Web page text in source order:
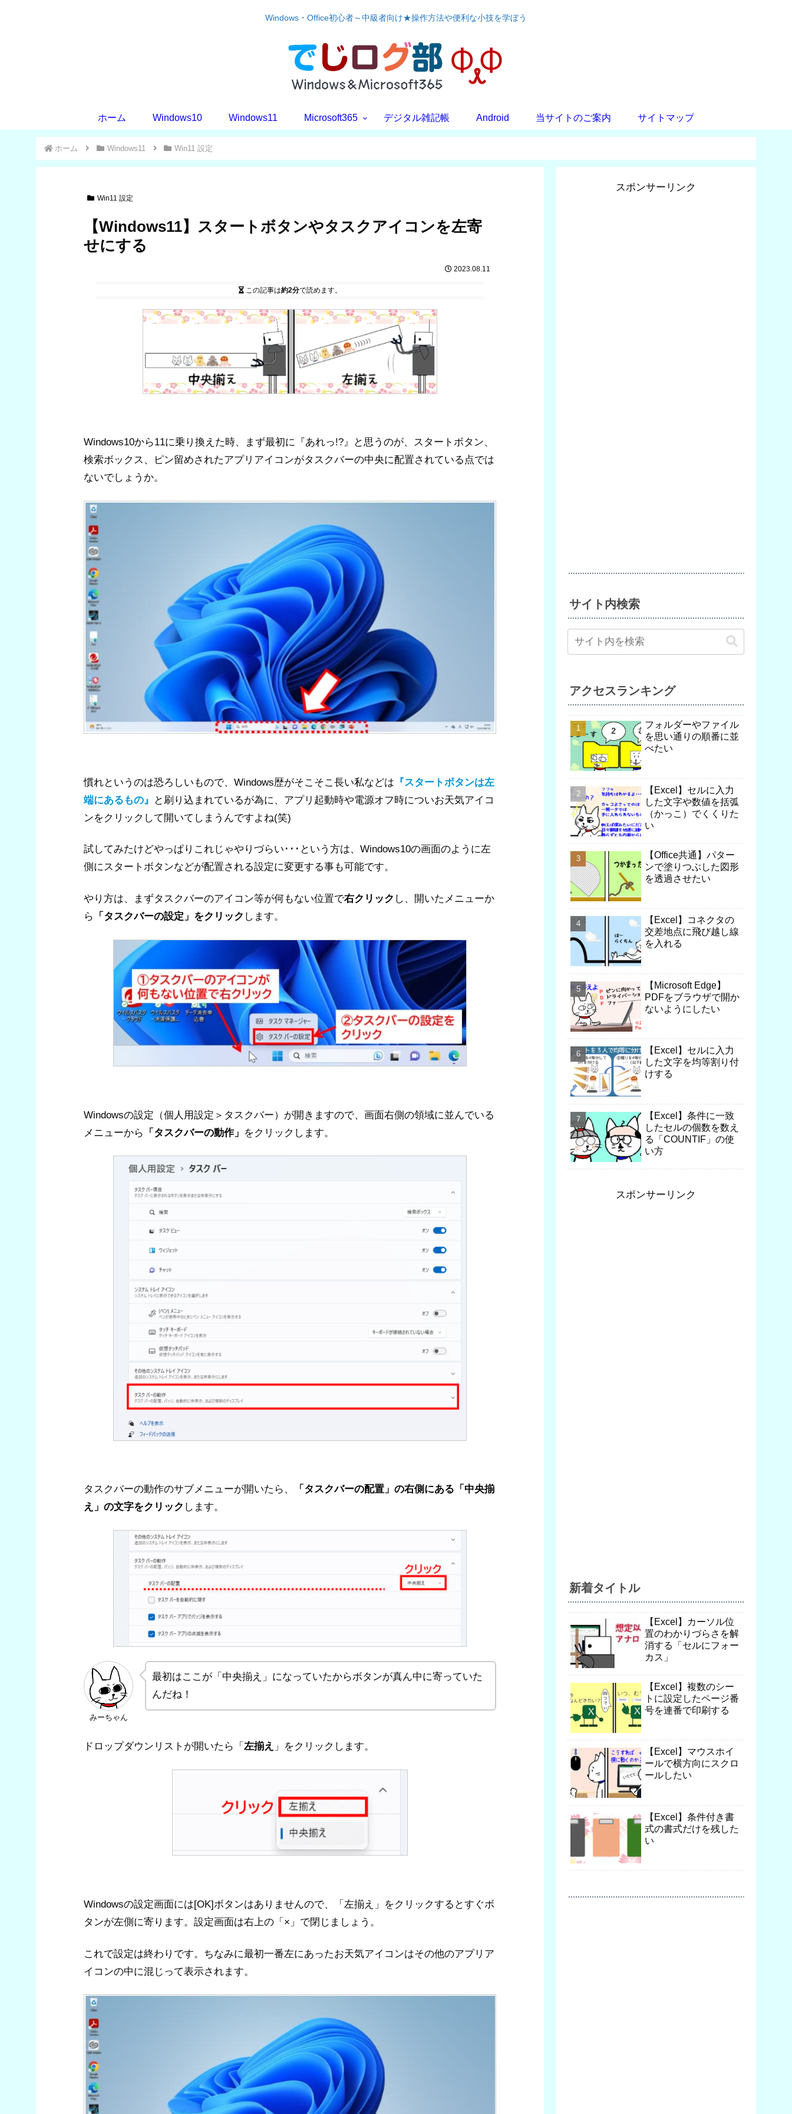
Windows・Office初心者～中級者向け★操作方法や便利な小技を学ぼう
ホーム Windows10 Windows11 Microsoft365 デジタル雑記帳 Android 当サイトのご案内 サイトマップ
ホーム Windows11 Win11 設定
Win11 設定
【Windows11】スタートボタンやタスクアイコンを左寄
せにする
2023.08.11
この記事は約2分で読めます。
Windows10から11に乗り換えた時、まず最初に『あれっ!?』と思うのが、スタートボタン、
検索ボックス、ピン留めされたアプリアイコンがタスクバーの中央に配置されている点では
ないでしょうか。
慣れというのは恐ろしいもので、Windows歴がそこそこ長い私などは 『スタートボタンは左
端にあるもの』
と刷り込まれているが為に、アプリ起動時や電源オフ時についお天気アイコ
ンをクリックして開いてしまうんですよね(笑)
試してみたけどやっぱりこれじゃやりづらい･･･という方は、Windows10の画面のように左
側にスタートボタンなどが配置される設定に変更する事も可能です。
やり方は、まずタスクバーのアイコン等が何もない位置で右クリック し、開いたメニューか
ら
「タスクバーの設定」をクリック します。
Windowsの設定（個人用設定＞タスクバー）が開きますので、画面右側の領域に並んでいる
メニューから
「タスクバーの動作」 をクリックします。
タスクバーの動作のサブメニューが開いたら、
「タスクバーの配置」の右側にある「中央揃
え」の文字をクリック します。
みーちゃん
最初はここが「中央揃え」になっていたからボタンが真ん中に寄っていた
んだね！
ドロップダウンリストが開いたら「 左揃え 」をクリックします。
Windowsの設定画面には[OK]ボタンはありませんので、「左揃え」をクリックするとすぐボ
タンが左側に寄ります。設定画面は右上の「×」で閉じましょう。
これで設定は終わりです。ちなみに最初一番左にあったお天気アイコンはその他のアプリア
イコンの中に混じって表示されます。
スポンサーリンク
サイト内検索
アクセスランキング
フォルダーやファイル
を思い通りの順番に並
べたい
【Excel】セルに入力
した文字や数値を括弧
（かっこ）でくくりた
い
【Office共通】パター
ンで塗りつぶした図形
を透過させたい
【Excel】コネクタの
交差地点に飛び越し線
を入れる
【Microsoft Edge】
PDFをブラウザで開か
ないようにしたい
【Excel】セルに入力
した文字を均等割り付
けする
【Excel】条件に一致
したセルの個数を数え
る「COUNTIF」の使
い方
スポンサーリンク
新着タイトル
【Excel】カーソル位
置のわかりづらさを解
消する「セルにフォー
カス」
【Excel】複数のシー
トに設定したページ番
号を連番で印刷する
【Excel】マウスホイ
ールで横方向にスクロ
ールしたい
【Excel】条件付き書
式の書式だけを残した
い